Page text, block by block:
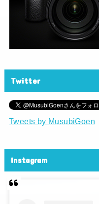
Twitter
Tweets by MusubiGoen
Instagram